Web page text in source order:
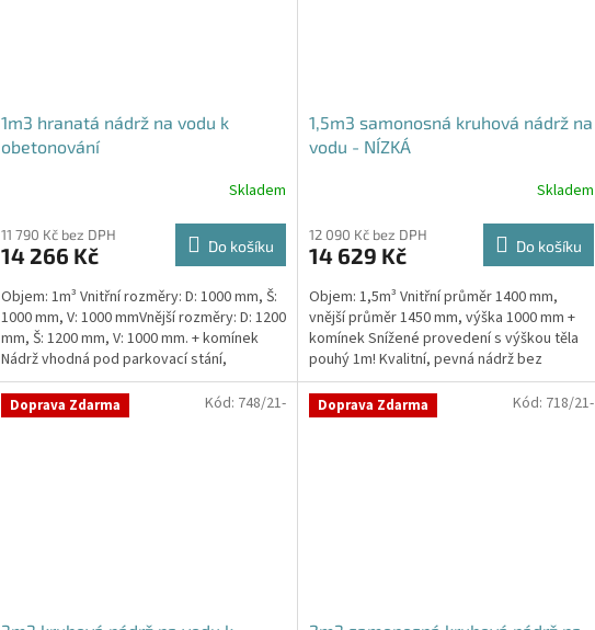
1m3 hranatá nádrž na vodu k
obetonování
Skladem
11 790 Kč bez DPH
14 266 Kč Do košíku
Objem: 1m³ Vnitřní rozměry: D: 1000 mm, Š:
1000 mm, V: 1000 mmVnější rozměry: D: 1200
mm, Š: 1200 mm, V: 1000 mm. + komínek
Nádrž vhodná pod parkovací stání,
komunikace i terasy...
1,5m3 samonosná kruhová nádrž na
vodu - NÍZKÁ
produktu
je
z
5
hvězdiček.
Skladem
12 090 Kč bez DPH
14 629 Kč Do košíku
Objem: 1,5m³ Vnitřní průměr 1400 mm,
vnější průměr 1450 mm, výška 1000 mm +
komínek Snížené provedení s výškou těla
pouhý 1m! Kvalitní, pevná nádrž bez
potřeby obetonování...
Doprava Zdarma Kód: 748/21- Doprava Zdarma Kód: 718/21-